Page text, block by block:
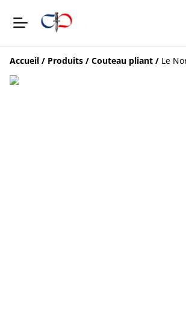
Accueil / Produits / Couteau pliant / Le